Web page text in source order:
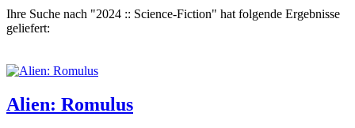
Ihre Suche nach "2024 :: Science-Fiction" hat folgende Ergebnisse
geliefert:
Alien: Romulus